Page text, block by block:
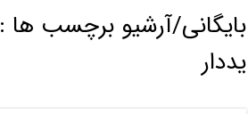
بایگانی/آرشیو برچسب ها :
یددار